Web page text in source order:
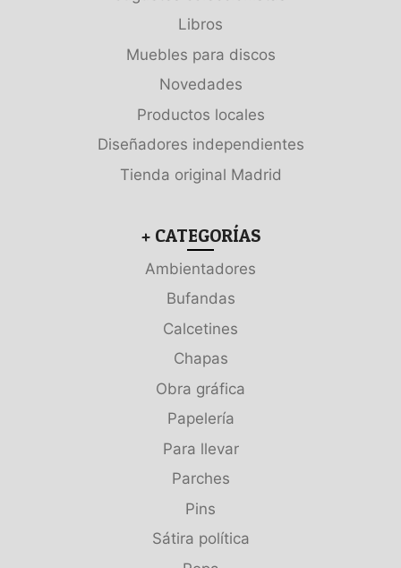
Libros
Muebles para discos
Novedades
Productos locales
Diseñadores independientes
Tienda original Madrid
+ CATEGORÍAS
Ambientadores
Bufandas
Calcetines
Chapas
Obra gráfica
Papelería
Para llevar
Parches
Pins
Sátira política